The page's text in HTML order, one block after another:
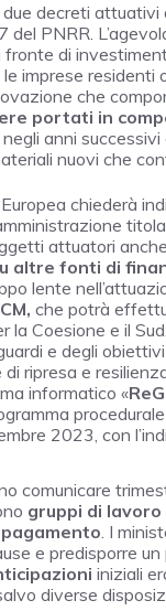
decreti attuativi
PNRR.
fronte di
imprese residenti
che
portati in
anni
nuovi che
chiederà
attuatori
altre fonti di
lente
che potrà
la Coesione e il
e degli
di ripresa e
informatico «
2023, con
comunicare
gruppi di
. I
e predisporre
iniziali
diverse